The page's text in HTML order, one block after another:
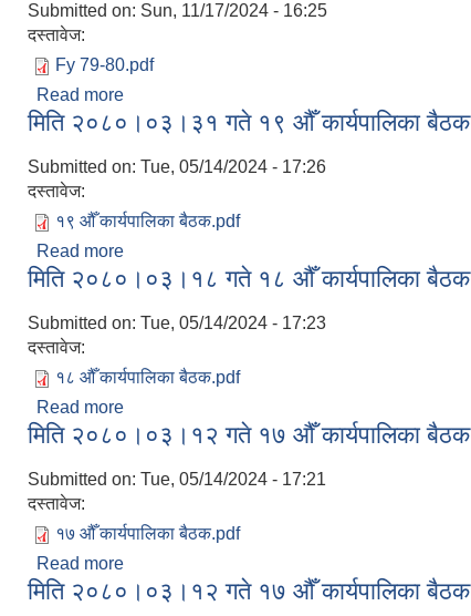
Submitted on: Sun, 11/17/2024 - 16:25
दस्तावेज:
Fy 79-80.pdf
Read more
मिति २०८०।०३।३१ गते १९ ‌औँ कार्यपालिका बैठक
Submitted on: Tue, 05/14/2024 - 17:26
दस्तावेज:
१९ औँ कार्यपालिका बैठक.pdf
Read more
मिति २०८०।०३।१८ गते १८ ‌औँ कार्यपालिका बैठक
Submitted on: Tue, 05/14/2024 - 17:23
दस्तावेज:
१८ औँ कार्यपालिका बैठक.pdf
Read more
मिति २०८०।०३।१२ गते १७ ‌औँ कार्यपालिका बैठक
Submitted on: Tue, 05/14/2024 - 17:21
दस्तावेज:
१७ औँ कार्यपालिका बैठक.pdf
Read more
मिति २०८०।०३।१२ गते १७ ‌औँ कार्यपालिका बैठक